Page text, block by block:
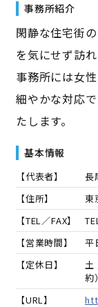
事務所紹介
閑静な住宅街
を気にせず訪
事務所には女
細やかな対応
たします。
基本情報
【代表者】 長
【住所】
東
【TEL／FAX】
【営業時間】
平
【定休日】
土
約）
【URL】